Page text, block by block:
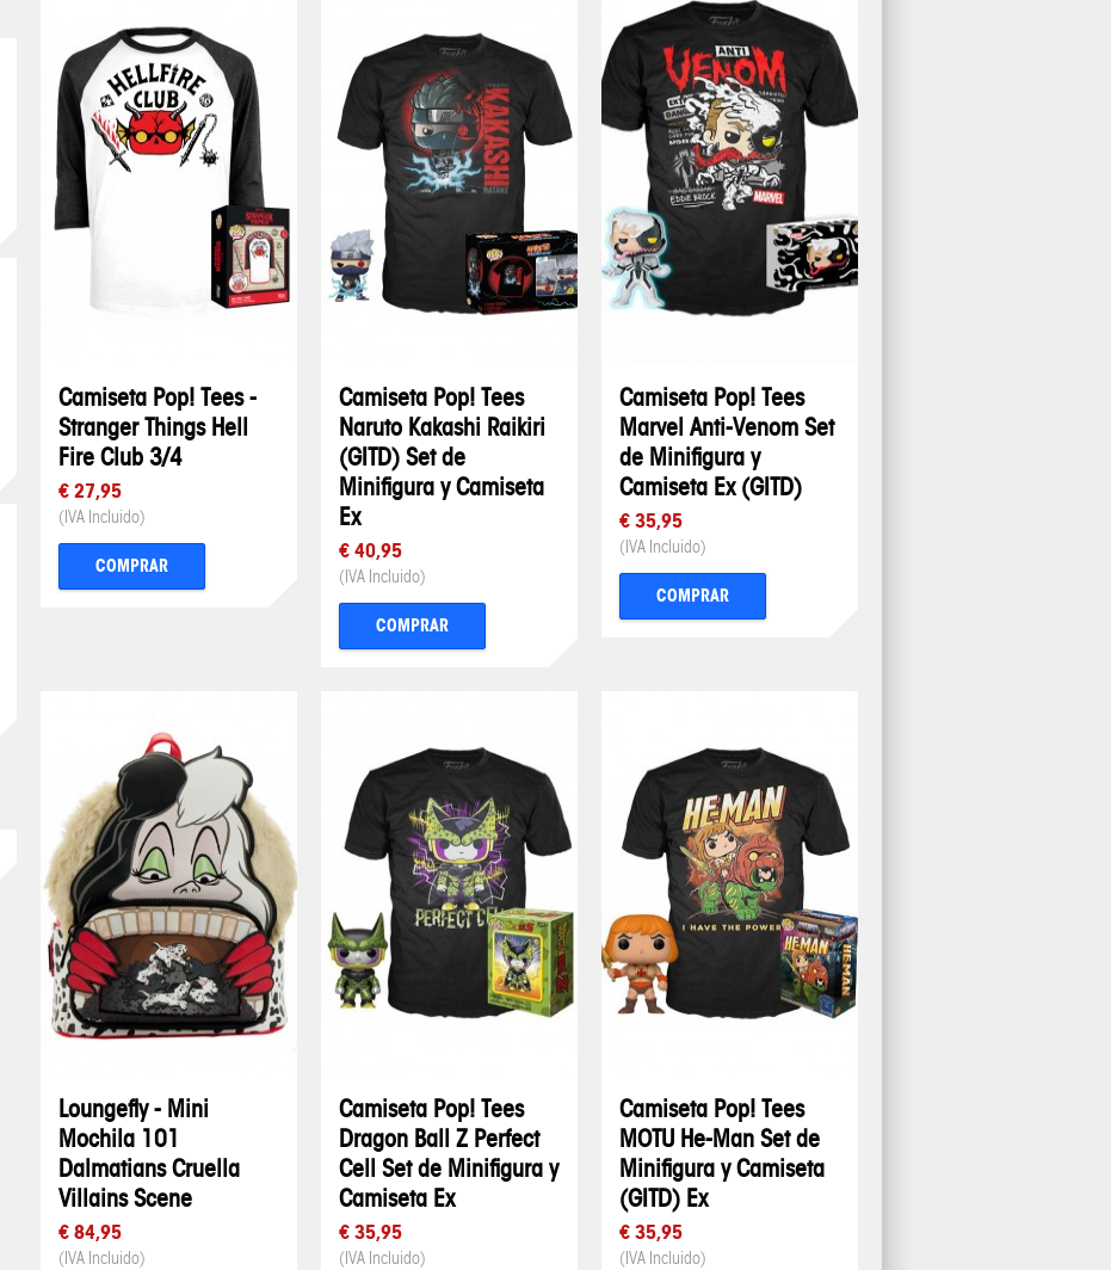
Camiseta Pop! Tees -
Stranger Things Hell
Fire Club 3/4
€ 27,95
(IVA Incluido)
COMPRAR
Camiseta Pop! Tees
Naruto Kakashi Raikiri
(GITD) Set de
Minifigura y Camiseta
Ex
€ 40,95
(IVA Incluido)
COMPRAR
Camiseta Pop! Tees
Marvel Anti-Venom Set
de Minifigura y
Camiseta Ex (GITD)
€ 35,95
(IVA Incluido)
COMPRAR
Loungefly - Mini
Mochila 101
Dalmatians Cruella
Villains Scene
€ 84,95
(IVA Incluido)
Camiseta Pop! Tees
Dragon Ball Z Perfect
Cell Set de Minifigura y
Camiseta Ex
€ 35,95
(IVA Incluido)
Camiseta Pop! Tees
MOTU He-Man Set de
Minifigura y Camiseta
(GITD) Ex
€ 35,95
(IVA Incluido)